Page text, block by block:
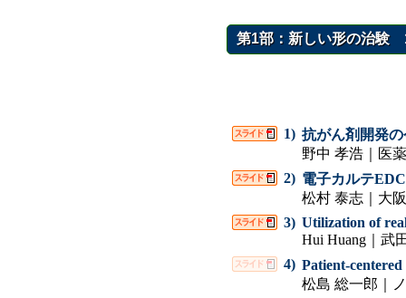
第1部：新しい形の治験
1) 抗がん剤開発
野中 孝浩｜医
2) 電子カルテ
松村 泰志｜大
3) Utilization of
Hui Huang｜武
4) Patient-
松島 総一郎｜